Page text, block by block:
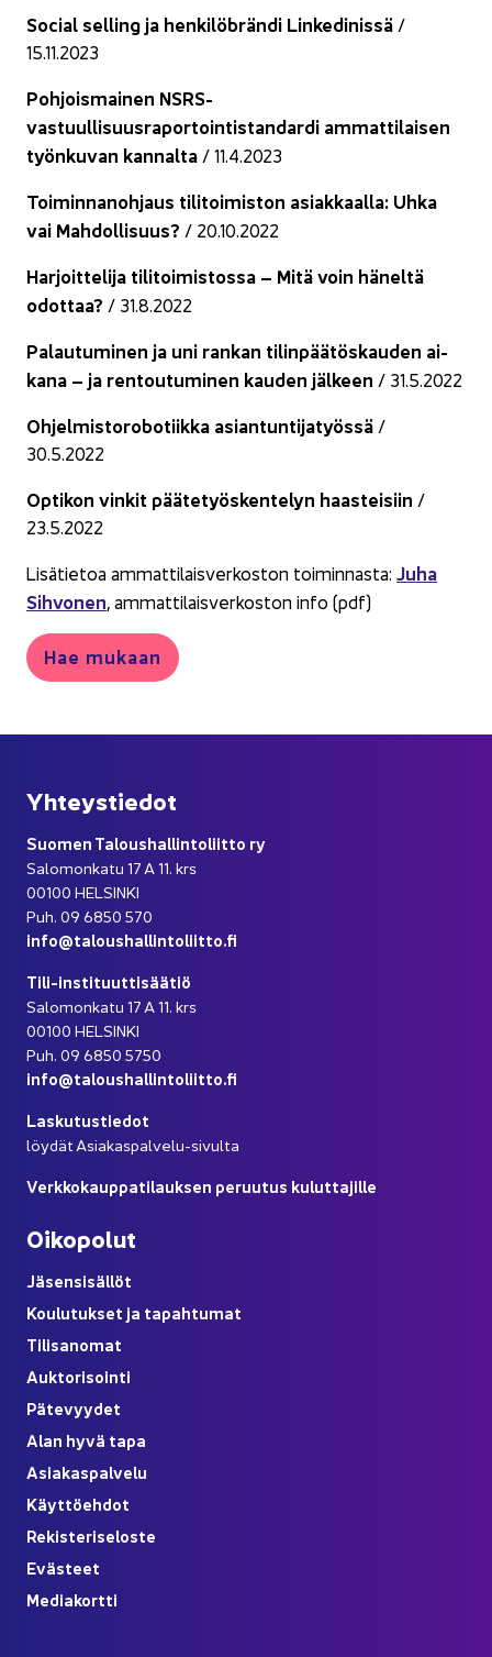
Social sel­ling ja hen­ki­löbrän­di Lin­ke­di­nis­sä /
15.11.2023
Poh­jois­mai­nen NSRS-​
vastuullisuusraportointistandardi am­mat­ti­lai­sen
työn­ku­van kan­nal­ta / 11.4.2023
Toi­min­na­noh­jaus ti­li­toi­mis­ton asiak­kaal­la: Uhka
vai Mah­dol­li­suus? / 20.10.2022
Har­joit­te­li­ja ti­li­toi­mis­tos­sa – Mitä voin hä­nel­tä
odot­taa? / 31.8.2022
Pa­lau­tu­mi­nen ja uni ran­kan ti­lin­pää­tös­kau­den ai­
ka­na – ja ren­tou­tu­mi­nen kau­den jäl­keen / 31.5.2022
Oh­jel­mis­to­ro­bo­tiik­ka asian­tun­ti­ja­työs­sä /
30.5.2022
Op­ti­kon vin­kit pää­te­työs­ken­te­lyn haas­tei­siin /
23.5.2022
Li­sä­tie­toa am­mat­ti­lais­ver­kos­ton toi­min­nas­ta: Juha
Sih­vo­nen, am­mat­ti­lais­ver­kos­ton info (pdf)
Hae mu­kaan
Yh­teys­tie­dot
Suo­men Ta­lous­hal­lin­to­liit­to ry
Sa­lo­mon­ka­tu 17 A 11. krs
00100 HEL­SIN­KI
Puh. 09 6850 570
info@ta­lous­hal­lin­to­liit­to.fi
Tili-​instituuttisäätiö
Sa­lo­mon­ka­tu 17 A 11. krs
00100 HEL­SIN­KI
Puh. 09 6850 5750
info@ta­lous­hal­lin­to­liit­to.fi
Las­ku­tus­tie­dot
löy­dät Asiakaspalvelu-​sivulta
Verk­ko­kaup­pa­ti­lauk­sen pe­ruu­tus ku­lut­ta­jil­le
Oi­ko­po­lut
Jä­sen­si­säl­löt
Kou­lu­tuk­set ja ta­pah­tu­mat
Ti­li­sa­no­mat
Auk­to­ri­soin­ti
Pä­te­vyy­det
Alan hyvä tapa
Asia­kas­pal­ve­lu
Käyt­tö­eh­dot
Re­kis­te­ri­se­los­te
Eväs­teet
Me­dia­kort­ti